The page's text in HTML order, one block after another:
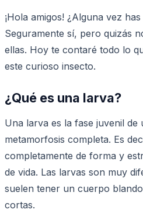
¡Hola amigos! ¿Alguna vez
Seguramente sí, pero quizás
ellas. Hoy te contaré todo lo
este curioso insecto.
¿Qué es una larva?
Una larva es la fase juvenil de
metamorfosis completa. Es
completamente de forma y
de vida. Las larvas son muy
suelen tener un cuerpo
cortas.